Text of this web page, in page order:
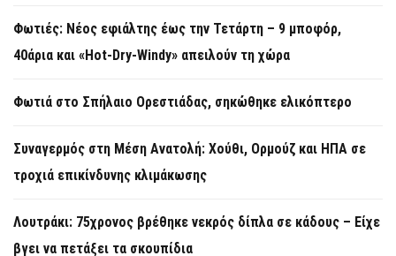
Φωτιές: Νέος εφιάλτης έως την Τετάρτη – 9 μποφόρ,
40άρια και «Hot-Dry-Windy» απειλούν τη χώρα
Φωτιά στο Σπήλαιο Ορεστιάδας, σηκώθηκε ελικόπτερο
Συναγερμός στη Μέση Ανατολή: Χούθι, Ορμούζ και ΗΠΑ σε
τροχιά επικίνδυνης κλιμάκωσης
Λουτράκι: 75χρονος βρέθηκε νεκρός δίπλα σε κάδους – Είχε
βγει να πετάξει τα σκουπίδια